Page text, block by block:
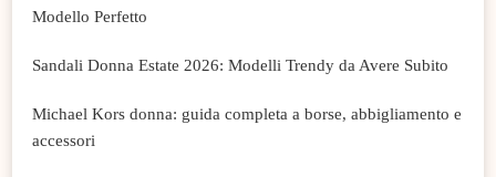
Modello Perfetto
Sandali Donna Estate 2026: Modelli Trendy da Avere Subito
Michael Kors donna: guida completa a borse, abbigliamento e
accessori